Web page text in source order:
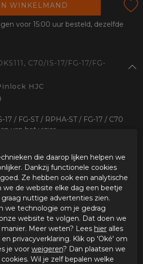
WINKELMAND
voor 15:00 uur besteld, dezelfde
C70/IS-17/FG-17/FG-
HJC
17 / FG-ST / RPHA-ST / FG-17 / C70
van het vizier
product
C70/IS-17/FG-17/FG-
HJC
1358009998
Vizieren
ci732343
die daarop lijken helpen we
Dankzij functionele cookies
Ze hebben ook een analytische
we de website elke dag een beetje
nuttige advertenties zien.
we technologie om je gedrag
website te volgen. Dat doen we
Meer weten? Lees hier alles
privacyverklaring. Klik op 'Oké' om
je voor weigeren? Dan plaatsen we
Wil je zelf bepalen welke